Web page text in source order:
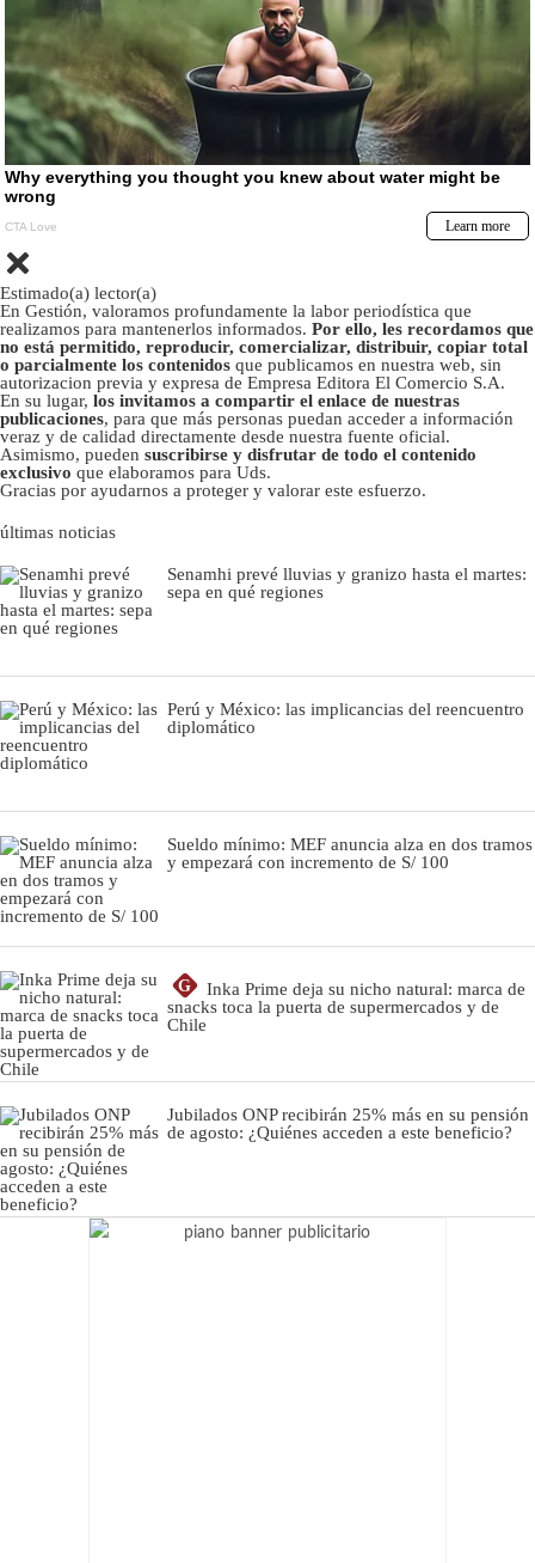
Estimado(a) lector(a)
En Gestión, valoramos profundamente la labor periodística que
realizamos para mantenerlos informados. Por ello, les recordamos que
no está permitido, reproducir, comercializar, distribuir, copiar total
o parcialmente los contenidos que publicamos en nuestra web, sin
autorizacion previa y expresa de Empresa Editora El Comercio S.A.
En su lugar, los invitamos a compartir el enlace de nuestras
publicaciones, para que más personas puedan acceder a información
veraz y de calidad directamente desde nuestra fuente oficial.
Asimismo, pueden suscribirse y disfrutar de todo el contenido
exclusivo que elaboramos para Uds.
Gracias por ayudarnos a proteger y valorar este esfuerzo.
últimas noticias
Senamhi prevé lluvias y granizo hasta el martes:
sepa en qué regiones
Perú y México: las implicancias del reencuentro
diplomático
Sueldo mínimo: MEF anuncia alza en dos tramos
y empezará con incremento de S/ 100
G
Inka Prime deja su nicho natural: marca de
snacks toca la puerta de supermercados y de
Chile
Jubilados ONP recibirán 25% más en su pensión
de agosto: ¿Quiénes acceden a este beneficio?